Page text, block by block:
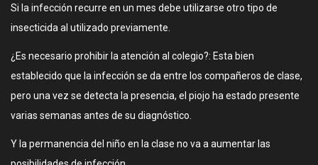
Si la infección recurre en un mes debe utilizarse otro tipo de
insecticida al utilizado previamente.
¿Es necesario prohibir la atención al colegio?: Esta bien
establecido que la infección se da entre los compañeros de clase,
pero una vez se detecta la presencia, el piojo ha estado presente
varias semanas antes de su diagnóstico.
Y la permanencia del niño en la clase no va a aumentar las